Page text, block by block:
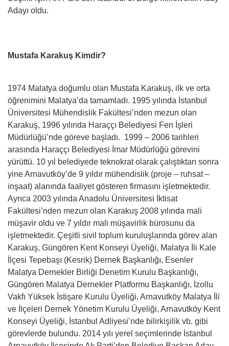
Adayı oldu.
Mustafa Karakuş Kimdir?
1974 Malatya doğumlu olan Mustafa Karakuş, ilk ve orta
öğrenimini Malatya’da tamamladı. 1995 yılında İstanbul
Üniversitesi Mühendislik Fakültesi’nden mezun olan
Karakuş, 1996 yılında Haraççı Belediyesi Fen İşleri
Müdürlüğü’nde göreve başladı. 1999 – 2006 tarihleri
arasında Haraççı Belediyesi İmar Müdürlüğü görevini
yürüttü. 10 yıl belediyede teknokrat olarak çalıştıktan sonra
yine Arnavutköy’de 9 yıldır mühendislik (proje – ruhsat –
inşaat) alanında faaliyet gösteren firmasını işletmektedir.
Ayrıca 2003 yılında Anadolu Üniversitesi İktisat
Fakültesi’nden mezun olan Karakuş 2008 yılında mali
müşavir oldu ve 7 yıldır mali müşavirlik bürosunu da
işletmektedir. Çeşitli sivil toplum kuruluşlarında görev alan
Karakuş, Güngören Kent Konseyi Üyeliği, Malatya İli Kale
İlçesi Tepebaşı (Kesrik) Dernek Başkanlığı, Esenler
Malatya Dernekler Birliği Denetim Kurulu Başkanlığı,
Güngören Malatya Dernekler Platformu Başkanlığı, İzollu
Vakfı Yüksek İstişare Kurulu Üyeliği, Arnavutköy Malatya İli
ve İlçeleri Dernek Yönetim Kurulu Üyeliği, Arnavutköy Kent
Konseyi Üyeliği, İstanbul Adliyesi’nde bilirkişilik vb. gibi
görevlerde bulundu. 2014 yılı yerel seçimlerinde İstanbul